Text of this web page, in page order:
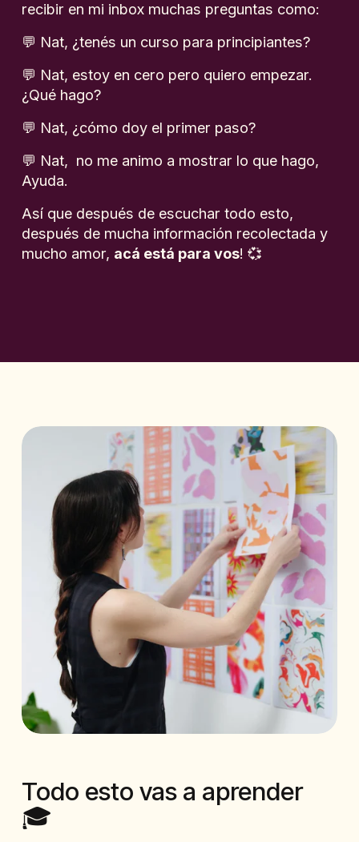
recibir en mi inbox muchas preguntas como:
💬 Nat, ¿tenés un curso para principiantes?
💬 Nat, estoy en cero pero quiero empezar.
¿Qué hago?
💬 Nat, ¿cómo doy el primer paso?
💬 Nat,  no me animo a mostrar lo que hago,
Ayuda.
Así que después de escuchar todo esto,
después de mucha información recolectada y
mucho amor, acá está para vos! ​💞
Todo esto vas a aprender
🎓